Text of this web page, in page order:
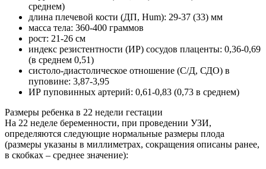
среднем)
длина плечевой кости (ДП, Hum): 29-37 (33) мм
масса тела: 360-400 граммов
рост: 21-26 см
индекс резистентности (ИР) сосудов плаценты: 0,36-0,69
(в среднем 0,51)
систоло-диастолическое отношение (С/Д, СДО) в
пуповине: 3,87-3,95
ИР пуповинных артерий: 0,61-0,83 (0,73 в среднем)
Размеры ребенка в 22 недели гестации
На 22 неделе беременности, при проведении УЗИ,
определяются следующие нормальные размеры плода
(размеры указаны в миллиметрах, сокращения описаны ранее,
в скобках – среднее значение):